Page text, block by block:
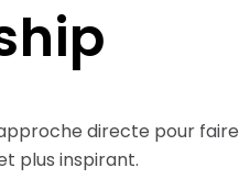
directe pour faire
plus inspirant.